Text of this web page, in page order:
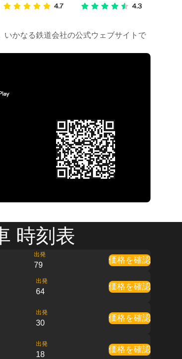
かなる鉄道会社の公式ウェブサイトで
時刻表
出発
79
価格を確認
出発
64
価格を確認
出発
30
価格を確認
出発
18
価格を確認